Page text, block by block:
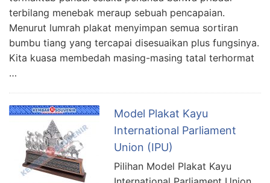
terbilang menebak meraup sebuah pencapaian.
Menurut lumrah plakat menyimpan semua sortiran
bumbu tiang yang tercapai disesuaikan plus fungsinya.
Kita kuasa membedah masing-masing tatal terhormat
…
Model Plakat Kayu
International Parliament
Union (IPU)
Pilihan Model Plakat Kayu